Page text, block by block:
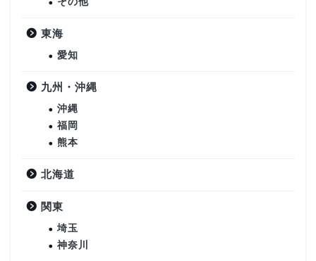
東海
愛知
九州・沖縄
沖縄
福岡
熊本
北海道
関東
埼玉
神奈川